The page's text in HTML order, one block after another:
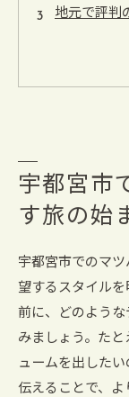
地元で評判
マツパが与
宇都宮市で
宇都宮市
す旅の始
宇都宮市でのマ
望するスタイルを
前に、どのよう
みましょう。た
ュームを出した
伝えることで、よ